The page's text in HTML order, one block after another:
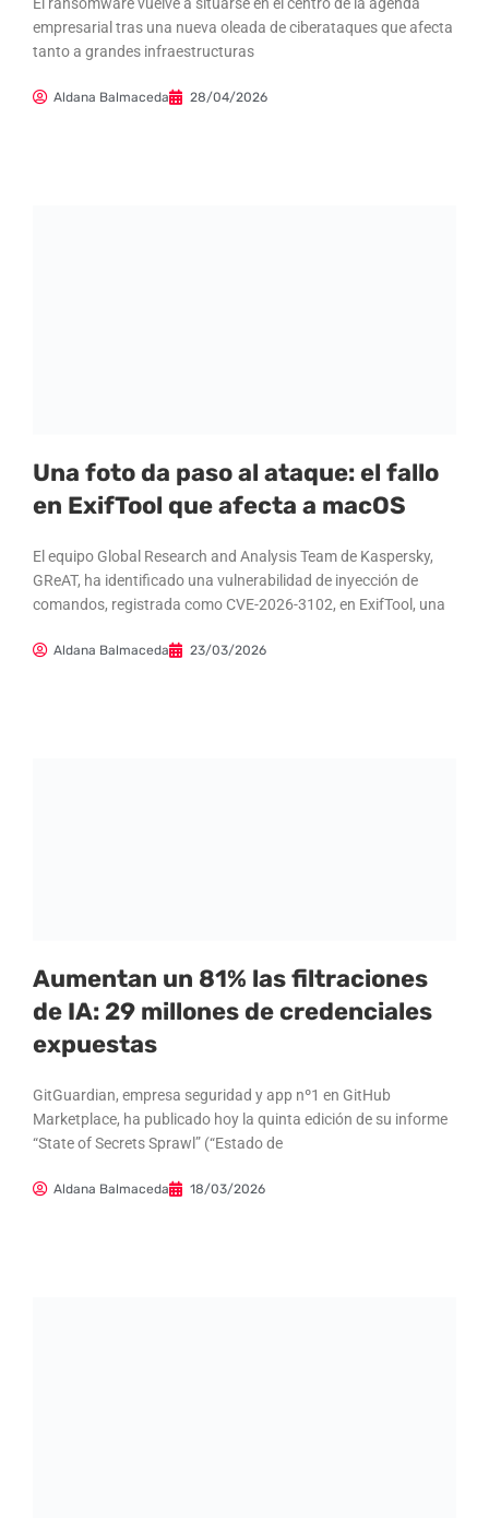
empresarial tras una nueva oleada de ciberataques que afecta
tanto a grandes infraestructuras
Aldana Balmaceda 28/04/2026
Una foto da paso al ataque: el fallo
en ExifTool que afecta a macOS
El equipo Global Research and Analysis Team de Kaspersky,
GReAT, ha identificado una vulnerabilidad de inyección de
comandos, registrada como CVE-2026-3102, en ExifTool, una
Aldana Balmaceda 23/03/2026
Aumentan un 81% las filtraciones
de IA: 29 millones de credenciales
expuestas
GitGuardian, empresa seguridad y app nº1 en GitHub
Marketplace, ha publicado hoy la quinta edición de su informe
“State of Secrets Sprawl” (“Estado de
Aldana Balmaceda 18/03/2026